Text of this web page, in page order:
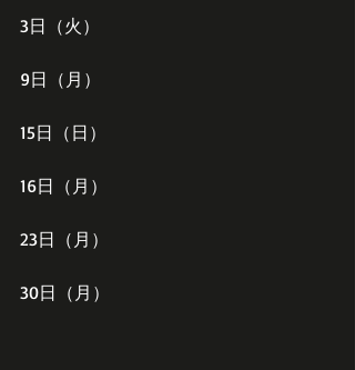
3日（火）
9日（月）
15日（日）
16日（月）
23日（月）
30日（月）